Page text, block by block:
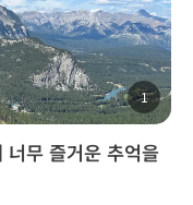
1
너무 즐거운 추억을